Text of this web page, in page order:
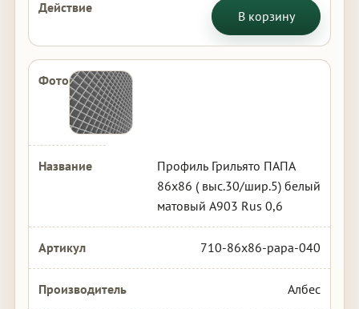
В корзину
Профиль Грильято ПАПА
86х86 ( выс.30/шир.5) белый
матовый А903 Rus 0,6
710-86x86-papa-040
Албес